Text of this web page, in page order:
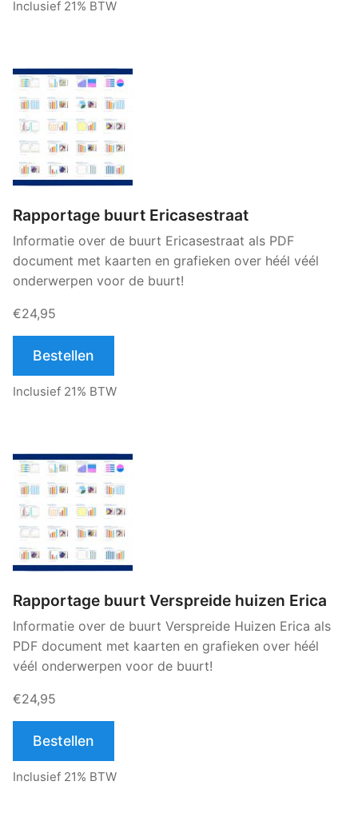
Inclusief 21% BTW
Rapportage buurt Ericasestraat
Informatie over de buurt Ericasestraat als PDF
document met kaarten en grafieken over héél véél
onderwerpen voor de buurt!
€24,95
Bestellen
Inclusief 21% BTW
Rapportage buurt Verspreide huizen Erica
Informatie over de buurt Verspreide Huizen Erica als
PDF document met kaarten en grafieken over héél
véél onderwerpen voor de buurt!
€24,95
Bestellen
Inclusief 21% BTW